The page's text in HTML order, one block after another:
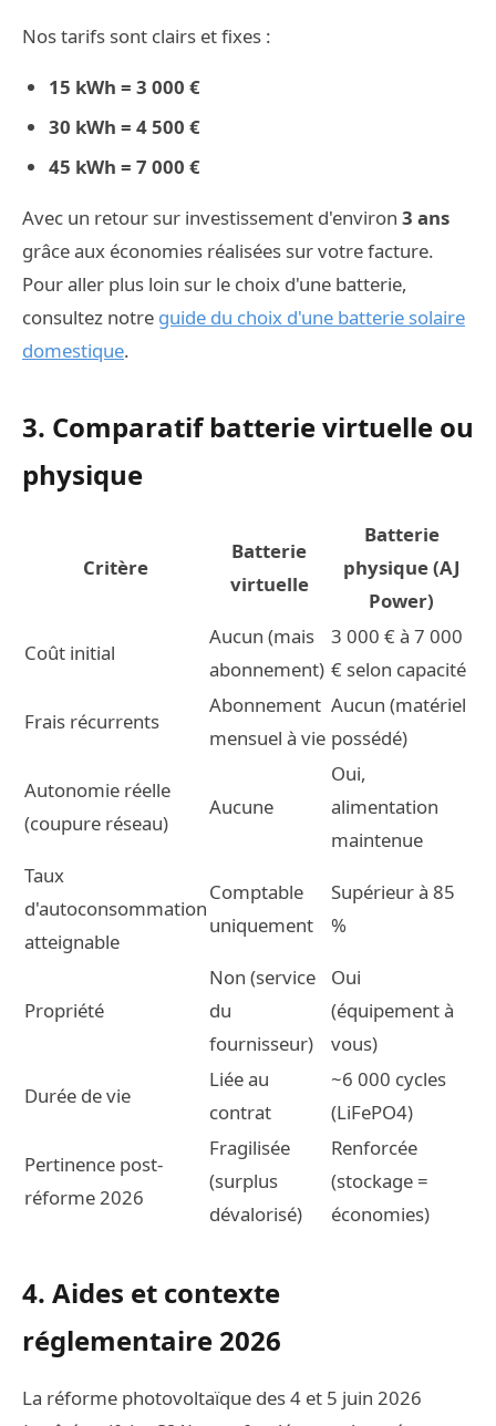
Nos tarifs sont clairs et fixes :
15 kWh = 3 000 €
30 kWh = 4 500 €
45 kWh = 7 000 €
Avec un retour sur investissement d'environ 3 ans
grâce aux économies réalisées sur votre facture.
Pour aller plus loin sur le choix d'une batterie,
consultez notre guide du choix d'une batterie solaire
domestique.
3. Comparatif batterie virtuelle ou
physique
Critère
Batterie
virtuelle
Batterie
physique (AJ
Power)
Coût initial
Aucun (mais
abonnement)
3 000 € à 7 000
€ selon capacité
Frais récurrents
Abonnement
mensuel à vie
Aucun (matériel
possédé)
Autonomie réelle
(coupure réseau)
Aucune
Oui,
alimentation
maintenue
Taux
d'autoconsommation
atteignable
Comptable
uniquement
Supérieur à 85
%
Propriété
Non (service
du
fournisseur)
Oui
(équipement à
vous)
Durée de vie
Liée au
contrat
~6 000 cycles
(LiFePO4)
Pertinence post-
réforme 2026
Fragilisée
(surplus
dévalorisé)
Renforcée
(stockage =
économies)
4. Aides et contexte
réglementaire 2026
La réforme photovoltaïque des 4 et 5 juin 2026